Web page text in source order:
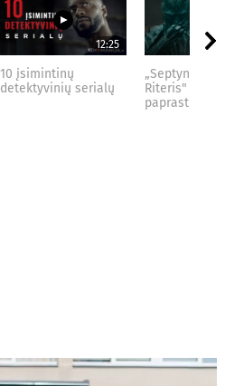
12:25
10 įsimintinų
detektyvinių serialų
„Septynių
Riteris" – kai
paprastumas